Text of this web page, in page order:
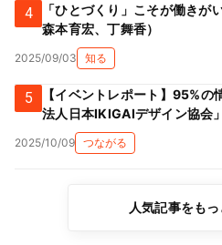
4
「ひとづくり」こそが働きが
森本育宏、丁舞香）
2025/09/03 知る
5
【イベントレポート】95%
法人日本IKIGAIデザイン協会
2025/10/09 つながる
人気記事をも